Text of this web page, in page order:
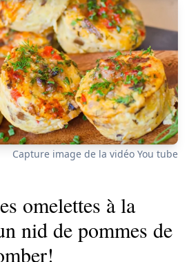
Capture image de la vidéo You tube
omelettes à la
nid de pommes de